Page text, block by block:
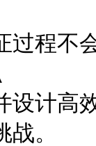
过程不
设计高
。